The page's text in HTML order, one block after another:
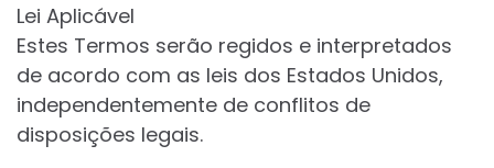
Lei Aplicável
Estes Termos serão regidos e interpretados
de acordo com as leis dos Estados Unidos,
independentemente de conflitos de
disposições legais.